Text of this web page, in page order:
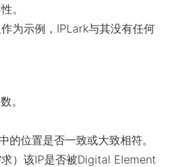
。
为示例，IPLark与其没有任何
。
的位置是否一致或大致相符。
求）该IP是否被Digital Element